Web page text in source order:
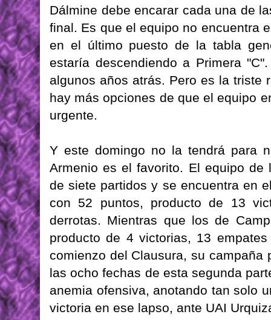
Dálmine debe encarar cada una de
final. Es que el equipo no encuentra
en el último puesto de la tabla
estaría descendiendo a Primera
algunos años atrás. Pero es la triste
hay más opciones de que el equipo
urgente.
Y este domingo no la tendrá para
Armenio es el favorito. El equipo
de siete partidos y se encuentra en
con 52 puntos, producto de 13
derrotas. Mientras que los de
producto de 4 victorias, 13
comienzo del Clausura, su
las ocho fechas de esta segunda
anemia ofensiva, anotando tan solo
victoria en ese lapso, ante UAI